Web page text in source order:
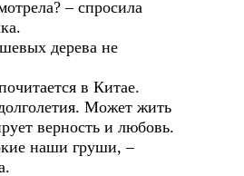
– спросила
дерева не
в Китае.
Может жить
верность и любовь.
наши груши, –